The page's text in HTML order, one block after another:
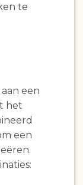
te
een
het
een